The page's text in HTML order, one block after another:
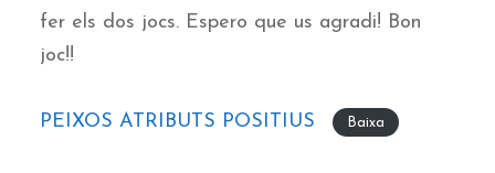
fer els dos jocs. Espero que us agradi! Bon
joc!!
PEIXOS ATRIBUTS POSITIUS Baixa